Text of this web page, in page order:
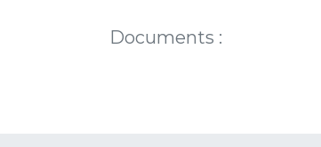
Documents :